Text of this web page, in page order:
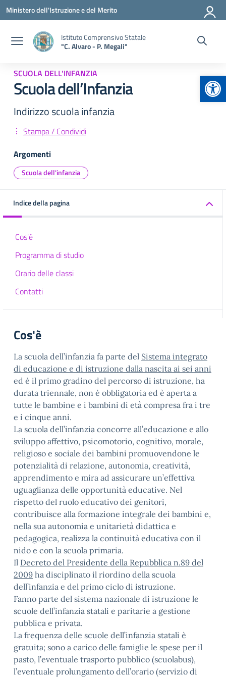
Vai ai contenuti
Vai al menu di navigazione
Vai al footer
Ministero dell'Istruzione e del Merito
Istituto Comprensivo Statale
"C. Alvaro - P. Megali"
SCUOLA DELL'INFANZIA
Scuola dell’Infanzia
Indirizzo scuola infanzia
Stampa / Condividi
Argomenti
Scuola dell'infanzia
Indice della pagina
Cos'è
Programma di studio
Orario delle classi
Contatti
Cos'è
La scuola dell’infanzia fa parte del Sistema integrato
di educazione e di istruzione dalla nascita ai sei anni
ed è il primo gradino del percorso di istruzione, ha
durata triennale, non è obbligatoria ed è aperta a
tutte le bambine e i bambini di età compresa fra i tre
e i cinque anni.
La scuola dell’infanzia concorre all’educazione e allo
sviluppo affettivo, psicomotorio, cognitivo, morale,
religioso e sociale dei bambini promuovendone le
potenzialità di relazione, autonomia, creatività,
apprendimento e mira ad assicurare un’effettiva
uguaglianza delle opportunità educative. Nel
rispetto del ruolo educativo dei genitori,
contribuisce alla formazione integrale dei bambini e,
nella sua autonomia e unitarietà didattica e
pedagogica, realizza la continuità educativa con il
nido e con la scuola primaria.
Il Decreto del Presidente della Repubblica n.89 del
2009 ha disciplinato il riordino della scuola
dell’infanzia e del primo ciclo di istruzione.
Fanno parte del sistema nazionale di istruzione le
scuole dell’infanzia statali e paritarie a gestione
pubblica e privata.
La frequenza delle scuole dell’infanzia statali è
gratuita; sono a carico delle famiglie le spese per il
pasto, l’eventuale trasporto pubblico (scuolabus),
l’eventuale prolungamento dell’orario (servizio di